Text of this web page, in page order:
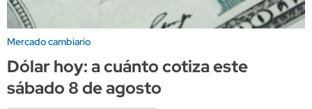
Mercado cambiario
Dólar hoy: a cuánto cotiza este
sábado 8 de agosto